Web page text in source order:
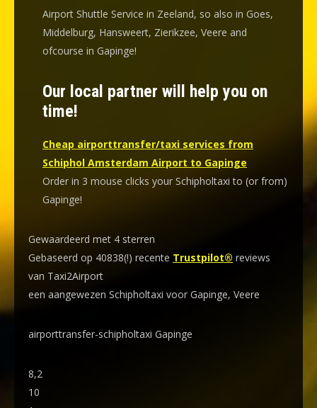
Airport Shuttle Service in Zeeland, so also in Goes,
Middelburg, Hansweert, Zierikzee, Veere and
ofcourse in Gapinge!
Our local partner will help you on
time!
Cheap airporttransfer/taxi services from
Schiphol Amsterdam Airport to Gapinge
Order in 3 mouse clicks your Schipholtaxi to (or from)
Gapinge!
Gewaardeerd met 4 sterren
Gebaseerd op 40838(!) recente Trustpilot® reviews
van Taxi2Airport
een aangewezen Schipholtaxi voor Gapinge, Veere
airporttransfer-schipholtaxi Gapinge
8,2
10